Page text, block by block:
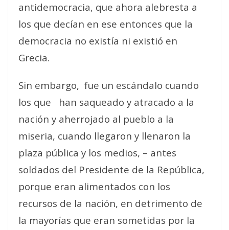
antidemocracia, que ahora alebresta a
los que decían en ese entonces que la
democracia no existía ni existió en
Grecia.
Sin embargo, fue un escándalo cuando
los que han saqueado y atracado a la
nación y aherrojado al pueblo a la
miseria, cuando llegaron y llenaron la
plaza pública y los medios, – antes
soldados del Presidente de la República,
porque eran alimentados con los
recursos de la nación, en detrimento de
la mayorías que eran sometidas por la